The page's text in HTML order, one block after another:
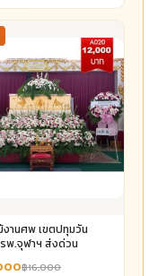
งานศพ เขตปทุมวัน
พ.จุฬาฯ ส่งด่วน
฿16,000